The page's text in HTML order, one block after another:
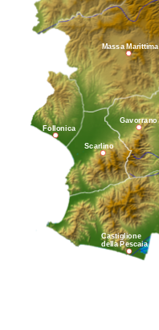
Massa Marittima
Gavorrano
Follonica
Scarlino
Castiglione
della Pescaia